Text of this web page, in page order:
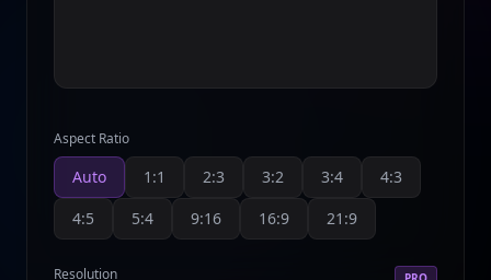
Aspect Ratio
Auto 1:1 2:3 3:2 3:4
4:3
4:5
5:4 9:16 16:9 21:9
Resolution